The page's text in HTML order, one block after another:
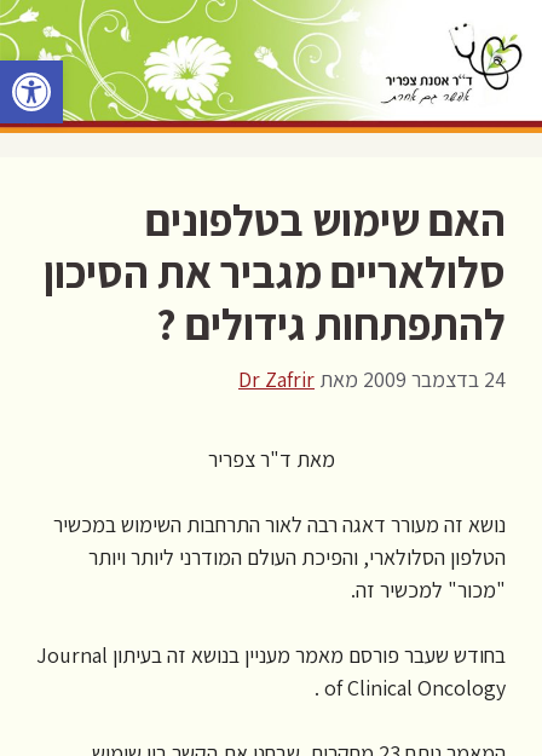
פתח
לתוכן
האם שימוש בטלפונים
סלולאריים מגביר את הסיכון
להתפתחות גידולים ?
24 בדצמבר 2009 מאת Dr Zafrir
מאת ד"ר צפריר
נושא זה מעורר דאגה רבה לאור התרחבות השימוש במכשיר
הטלפון הסלולארי, והפיכת העולם המודרני ליותר ויותר
"מכור" למכשיר זה.
בחודש שעבר פורסם מאמר מעניין בנושא זה בעיתון Journal
of Clinical Oncology .